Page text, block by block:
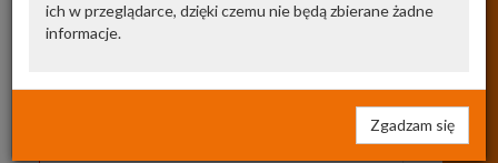
ich w przeglądarce, dzięki czemu nie będą zbierane żadne
informacje.
Zgadzam się
Wyszukaj
w